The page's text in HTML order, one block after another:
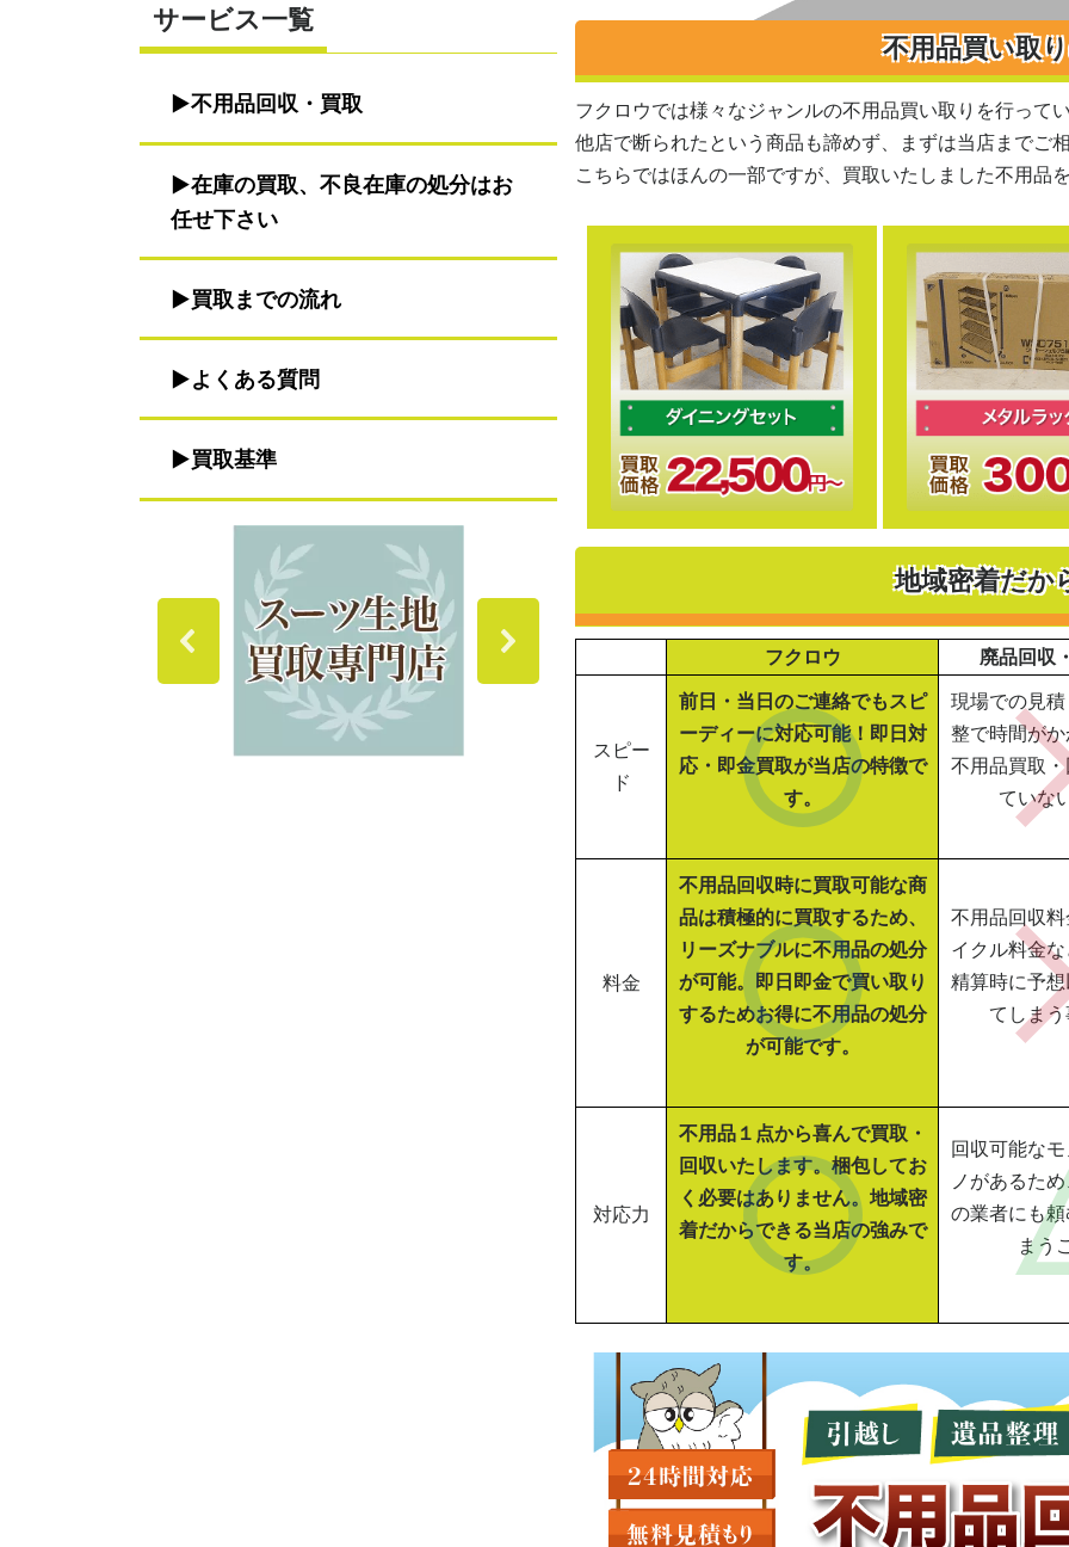
サービス一覧
不用品回収・買取
在庫の買取、不良在庫の処分はお
任せ下さい
買取までの流れ
よくある質問
買取基準
不用品買い取
フクロウでは様々なジャンルの不用品買い取りを行って
他店で断られたという商品も諦めず、まずは当店までご
こちらではほんの一部ですが、買取いたしました不用品
地域密着だか
フクロウ 廃品回収
スピー
ド
前日・当日のご連絡でもスピ
ーディーに対応可能！即日対
応・即金買取が当店の特徴で
す。
現場での見
整で時間が
不用品買取
ていな
料金
不用品回収時に買取可能な商
品は積極的に買取するため、
リーズナブルに不用品の処分
が可能。即日即金で買い取り
するためお得に不用品の処分
が可能です。
不用品回収
イクル料金
精算時に予
てしま
対応力
不用品１点から喜んで買取・
回収いたします。梱包してお
く必要はありません。地域密
着だからできる当店の強みで
す。
回収可能な
ノがあるた
の業者にも
まう